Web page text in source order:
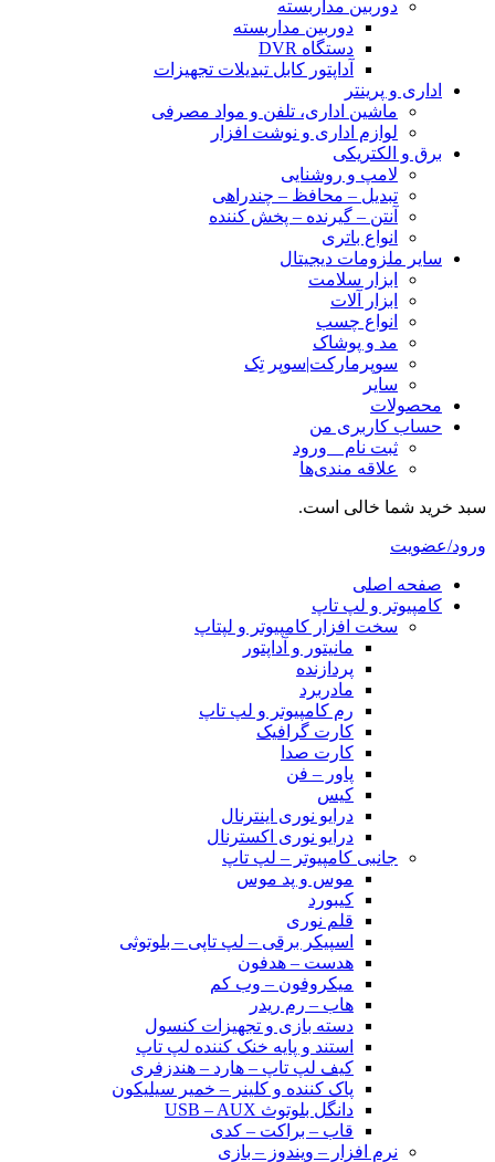
دوربین مداربسته
دوربین مداربسته
دستگاه DVR
آداپتور کابل تبدیلات تجهیزات
اداری و پرینتر
ماشین اداری، تلفن و مواد مصرفی
لوازم اداری و نوشت افزار
برق و الکتریکی
لامپ و روشنایی
تبدیل – محافظ – چندراهی
آنتن – گیرنده – پخش کننده
انواع باتری
سایر ملزومات دیجیتال
ابزار سلامت
ابزار آلات
انواع چسب
مد و پوشاک
سوپرمارکت|سوپر تِک
سایر
محصولات
حساب کاربری من
ثبت نام _ ورود
علاقه مندی‌ها
سبد خرید شما خالی است.
ورود/عضویت
صفحه اصلی
کامپیوتر و‌‌‌‌‌ لپ تاپ
سخت افزار کامپیوتر و لپتاپ
مانیتور و آداپتور
پردازنده
مادربرد
رم کامپیوتر و لپ تاپ
کارت گرافیک
کارت صدا
پاور – فن
کیس
درایو نوری اینترنال
درایو نوری اکسترنال
جانبی کامپیوتر – لپ تاپ
موس و پد موس
کیبورد
قلم نوری
اسپیکر برقی – لپ تاپی – بلوتوثی
هدست – هدفون
میکروفون – وب کم
هاب – رم ریدر
دسته بازی و تجهیزات کنسول
استند و پایه خنک کننده لپ تاپ
کیف لپ تاپ – هارد – هندزفری
پاک کننده و کلینر – خمیر سیلیکون
دانگل بلوتوث USB – AUX
قاب – براکت – کدی
نرم افزار – ویندوز – بازی